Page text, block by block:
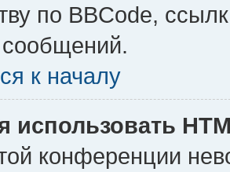
по BBCode,
сообщений.
к началу
использовать
конференции